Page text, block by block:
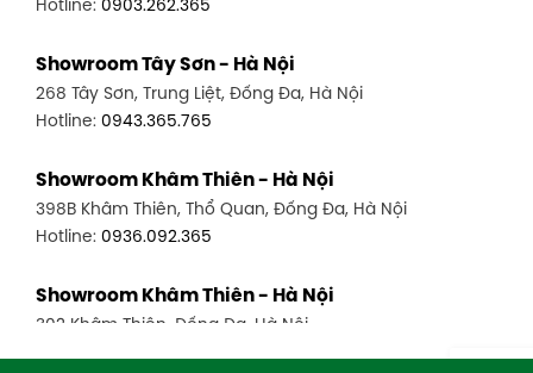
66 đường DT743, An Phú, Thuận An, Bình Dương
Showroom Biên Hòa - Đồng Nai
452 Nguyễn Ái Quốc, Tân Tiến, TP. Biên Hòa, Đồng Nai
Showroom Buôn Ma Thuột
Hotline:0934.02.18.18
Hotline: 0903.262.365
Showroom Tây Sơn - Hà Nội
268 Tây Sơn, Trung Liệt, Đống Đa, Hà Nội
Hotline: 0943.365.765
Showroom Khâm Thiên - Hà Nội
398B Khâm Thiên, Thổ Quan, Đống Đa, Hà Nội
Hotline: 0936.092.365
Showroom Khâm Thiên - Hà Nội
302 Khâm Thiên, Đống Đa, Hà Nội